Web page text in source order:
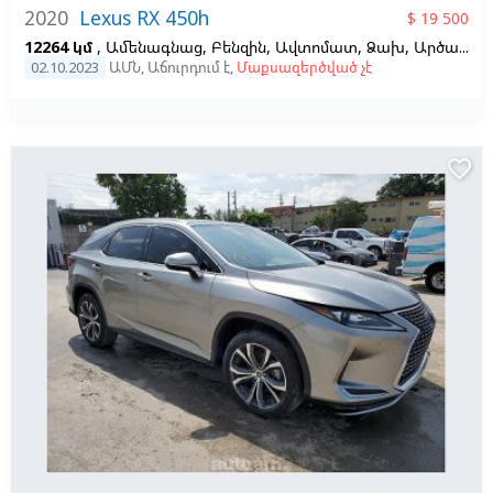
2020 Lexus RX 450h
$ 19 500
12264 կմ , Ամենագնաց, Բենզին, Ավտոմատ, Ձախ, Արծաթագույն
02.10.2023 ԱՄՆ, Աճուրդում է, Մաքսազերծված չէ
favorite_border